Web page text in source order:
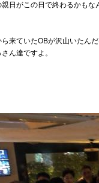
親日がこの日で終わるかも
ら来ていたOBが沢山いたん
ん達ですよ。